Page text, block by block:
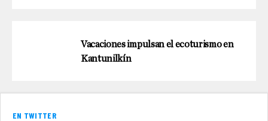
Vacaciones impulsan el ecoturismo en
Kantunilkín
EN TWITTER